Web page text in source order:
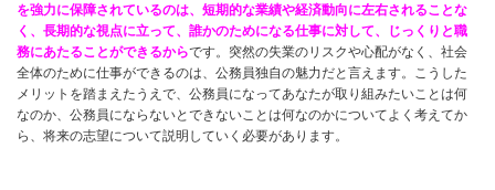
を強力に保障されているのは、短期的な業績や経済動向に左右されることな
く、長期的な視点に立って、誰かのためになる仕事に対して、じっくりと職
務にあたることができるからです。突然の失業のリスクや心配がなく、社会
全体のために仕事ができるのは、公務員独自の魅力だと言えます。こうした
メリットを踏まえたうえで、公務員になってあなたが取り組みたいことは何
なのか、公務員にならないとできないことは何なのかについてよく考えてか
ら、将来の志望について説明していく必要があります。